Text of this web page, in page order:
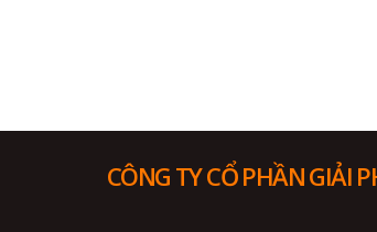
CÔNG TY CỔ PHẦN GIẢI